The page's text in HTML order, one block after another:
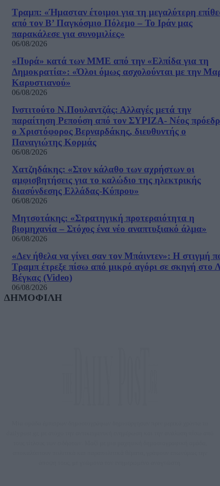
Τραμπ: «Ήμασταν έτοιμοι για τη μεγαλύτερη
από τον Β’ Παγκόσμιο Πόλεμο – Το Ιράν μας
παρακάλεσε για συνομιλίες»
06/08/2026
«Πυρά» κατά των ΜΜΕ από την «Ελπίδα για τη
Δημοκρατία»: «Όλοι όμως ασχολούνται με την
Καρυστιανού»
06/08/2026
Ινστιτούτο Ν.Πουλαντζάς: Αλλαγές μετά την
παραίτηση Ρεπούση από τον ΣΥΡΙΖΑ- Νέος
ο Χριστόφορος Βερναρδάκης, διευθυντής ο
Παναγιώτης Κορμάς
06/08/2026
Χατζηδάκης: «Στον κάλαθο των αχρήστων οι
αμφισβητήσεις για το καλώδιο της ηλεκτρικής
διασύνδεσης Ελλάδας-Κύπρου»
06/08/2026
Μητσοτάκης: «Στρατηγική προτεραιότητα η
βιομηχανία – Στόχος ένα νέο αναπτυξιακό άλμα»
06/08/2026
«Δεν ήθελα να γίνει σαν τον Μπάιντεν»: Η στιγμή
Τραμπ έτρεξε πίσω από μικρό αγόρι σε σκηνή στο
Βέγκας (Video)
06/08/2026
ΔΗΜΟΦΙΛΗ